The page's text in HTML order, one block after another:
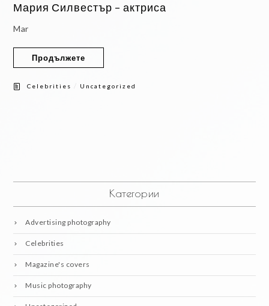
Мария Силвестър – актриса
Mar
Продължете
Celebrities Uncategorized
Категории
Advertising photography
Celebrities
Magazine's covers
Music photography